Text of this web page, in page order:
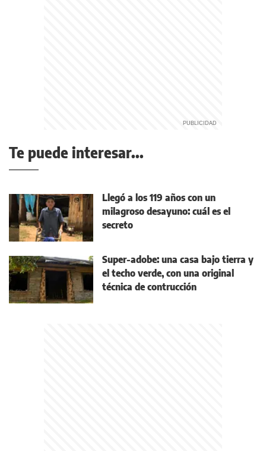
Te puede interesar...
Llegó a los 119 años con un
milagroso desayuno: cuál es el
secreto
Super-adobe: una casa bajo tierra y
el techo verde, con una original
técnica de contrucción